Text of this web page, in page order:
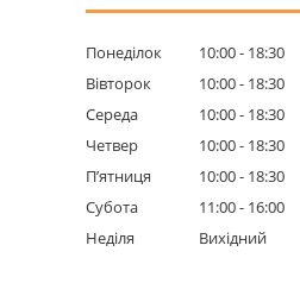
Понеділок 10:00
18:30
Вівторок
10:00
18:30
Середа
10:00
18:30
Четвер
10:00
18:30
Пʼятниця
10:00
18:30
Субота
11:00
16:00
Неділя
Вихідний